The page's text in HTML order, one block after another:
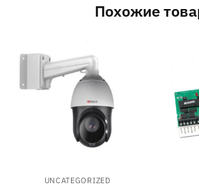
Похожие
UNCATEGORIZED